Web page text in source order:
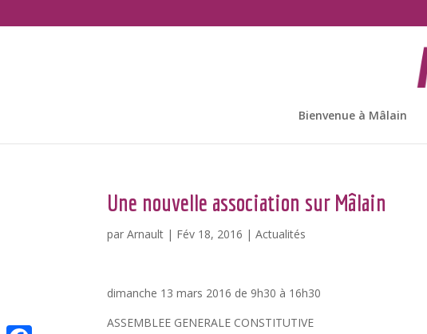
Bienvenue à Mâlain
Une nouvelle association sur Mâlain
parArnault | Fév 18, 2016 |Actualités
dimanche 13 mars 2016 de 9h30 à 16h30
ASSEMBLEE GENERALE CONSTITUTIVE